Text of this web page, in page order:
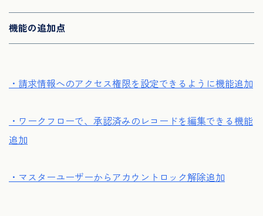
機能の追加点
・請求情報へのアクセス権限を設定できるように機能追加
・ワークフローで、承認済みのレコードを編集できる機能
追加
・マスターユーザーからアカウントロック解除追加